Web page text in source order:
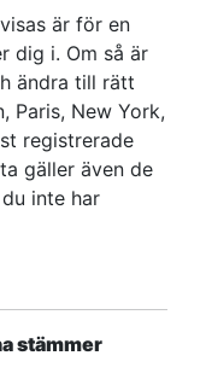
är för en
dig i. Om så är
ändra till rätt
Paris, New York,
registrerade
gäller även de
inte har
stämmer